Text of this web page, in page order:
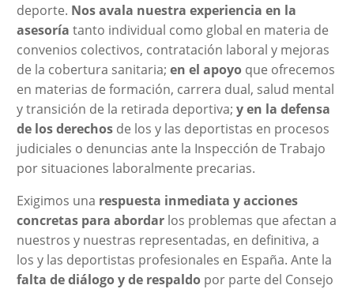
deporte. Nos avala nuestra experiencia en la
asesoría tanto individual como global en materia de
convenios colectivos, contratación laboral y mejoras
de la cobertura sanitaria; en el apoyoque ofrecemos
en materias de formación, carrera dual, salud mental
y transición de la retirada deportiva; y en la defensa
de losderechosde los y las deportistas en procesos
judiciales o denuncias ante la Inspección de Trabajo
por situaciones laboralmente precarias.
Exigimos una respuesta inmediata y acciones
concretas para abordarlos problemas que afectan a
nuestros y nuestras representadas, en definitiva, a
los y las deportistas profesionales en España. Ante la
falta de diálogo y de respaldopor parte del Consejo